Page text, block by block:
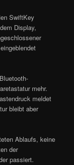
SwiftKey
Display,
mehr.
meldet
bleibt aber
Ablaufs, keine
der
passiert.